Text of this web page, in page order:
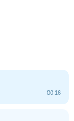
00:16